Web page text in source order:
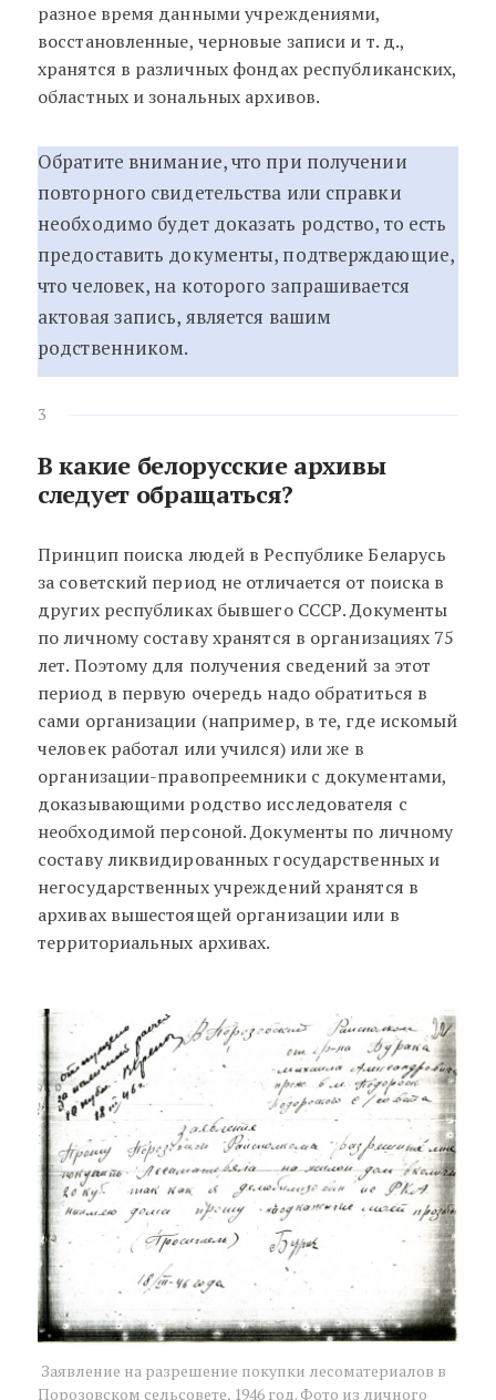
разное время данными учреждениями,
восстановленные, черновые записи и т. д.,
хранятся в различных фондах республиканских,
областных и зональных архивов.
Обратите внимание, что при получении
повторного свидетельства или справки
необходимо будет доказать родство, то есть
предоставить документы, подтверждающие,
что человек, на которого запрашивается
актовая запись, является вашим
родственником.
3
В какие белорусские архивы
следует обращаться?
Принцип поиска людей в Республике Беларусь
за советский период не отличается от поиска в
других республиках бывшего СССР. Документы
по личному составу хранятся в организациях 75
лет. Поэтому для получения сведений за этот
период в первую очередь надо обратиться в
сами организации (например, в те, где искомый
человек работал или учился) или же в
организации-правопреемники с документами,
доказывающими родство исследователя с
необходимой персоной. Документы по личному
составу ликвидированных государственных и
негосударственных учреждений хранятся в
архивах вышестоящей организации или в
территориальных архивах.
Заявление на разрешение покупки лесоматериалов в
Порозовском сельсовете, 1946 год. Фото из личного